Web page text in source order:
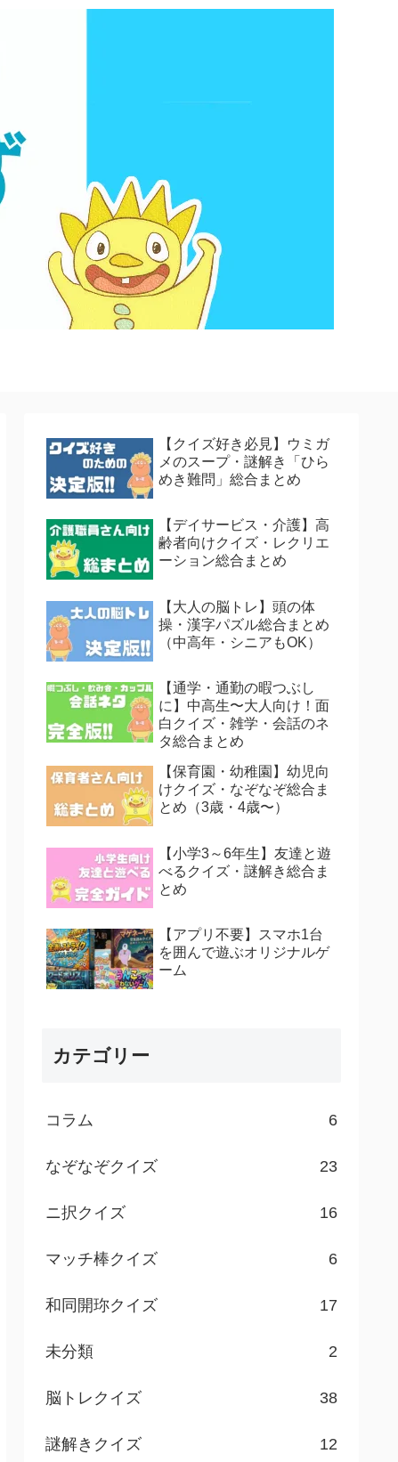
【クイズ好き必見】ウミガ
メのスープ・謎解き「ひら
めき難問」総合まとめ
【デイサービス・介護】高
齢者向けクイズ・レクリエ
ーション総合まとめ
【大人の脳トレ】頭の体
操・漢字パズル総合まとめ
（中高年・シニアもOK）
【通学・通勤の暇つぶし
に】中高生〜大人向け！面
白クイズ・雑学・会話のネ
タ総合まとめ
【保育園・幼稚園】幼児向
けクイズ・なぞなぞ総合ま
とめ（3歳・4歳〜）
【小学3～6年生】友達と遊
べるクイズ・謎解き総合ま
とめ
【アプリ不要】スマホ1台
を囲んで遊ぶオリジナルゲ
ーム
カテゴリー
コラム 6
なぞなぞクイズ 23
ニ択クイズ 16
マッチ棒クイズ 6
和同開珎クイズ 17
未分類 2
脳トレクイズ 38
謎解きクイズ 12